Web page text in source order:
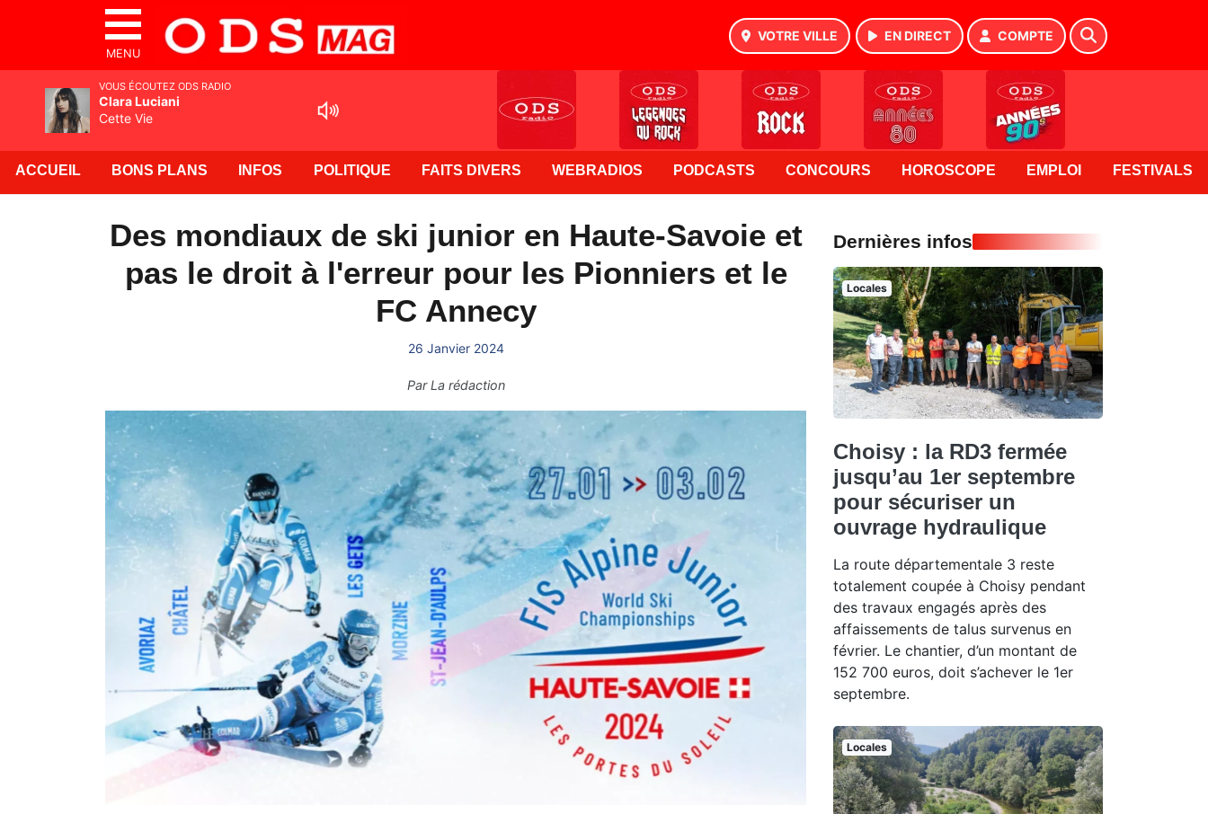
MENU
VOTRE VILLE EN DIRECT COMPTE
ACCUEIL BONS PLANS INFOS POLITIQUE FAITS DIVERS WEBRADIOS PODCASTS CONCOURS HOROSCOPE EMPLOI FESTIVALS
Des mondiaux de ski junior en Haute-Savoie et
pas le droit à l'erreur pour les Pionniers et le
FC Annecy
26 Janvier 2024
ParLa rédaction
Dernières infos
Locales
Choisy : la RD3 fermée
jusqu’au 1er septembre
pour sécuriser un
ouvrage hydraulique
La route départementale 3 reste
totalement coupée à Choisy pendant
des travaux engagés après des
affaissements de talus survenus en
février. Le chantier, d’un montant de
152 700 euros, doit s’achever le 1er
septembre.
Locales
VOUS ÉCOUTEZ ODS RADIO
Clara Luciani
Cette Vie